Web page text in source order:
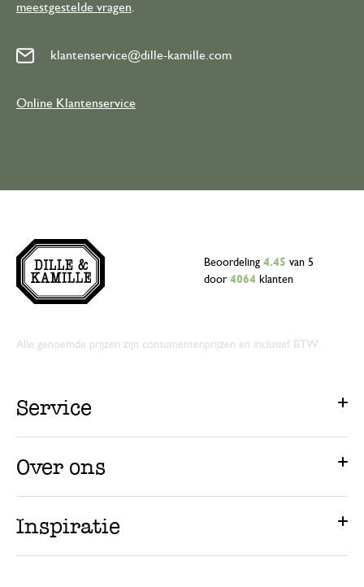
meestgestelde vragen
klantenservice@dille-kamille.com
Online Klantenservice
Beoordeling 4.45 van 5
door 4064 klanten
Alle genoemde prijzen zijn consumentenprijzen en inclusief BTW.
Service
Over ons
Inspiratie